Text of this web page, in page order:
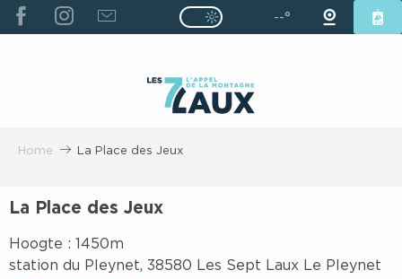
ALLER
AU
Page D’accueil Actuelle Été :
Page D’accueil Actuelle
--°
Home La Place des Jeux
La Place des Jeux
Hoogte : 1450m
station du Pleynet, 38580 Les Sept Laux Le Pleynet